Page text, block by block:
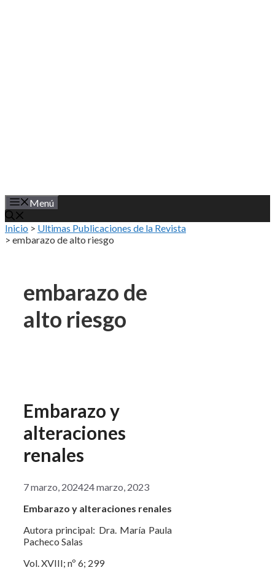
Menú
Inicio > Ultimas Publicaciones de la Revista
> embarazo de alto riesgo
embarazo de
alto riesgo
Embarazo y
alteraciones
renales
7 marzo, 202424 marzo, 2023
Embarazo y alteraciones renales
Autora principal: Dra. María Paula
Pacheco Salas
Vol. XVIII; nº 6; 299